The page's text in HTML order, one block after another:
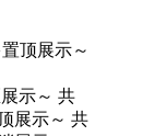
顶展示～
示～ 共
展示～ 共